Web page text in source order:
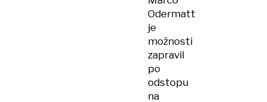
Odermatt
je
možnosti
zapravil
po
odstopu
na